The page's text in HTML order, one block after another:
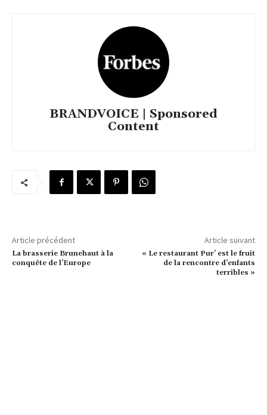
BRANDVOICE | Sponsored
Content
Article précédent
La brasserie Brunehaut à la
conquête de l’Europe
Article suivant
« Le restaurant Pur’ est le fruit
de la rencontre d’enfants
terribles »